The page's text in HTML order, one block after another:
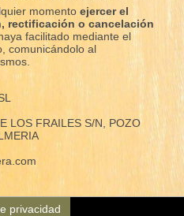
momento ejercer el
rectificación o cancelación
facilitado mediante el
comunicándolo al
LOS FRAILES S/N, POZO
privacidad